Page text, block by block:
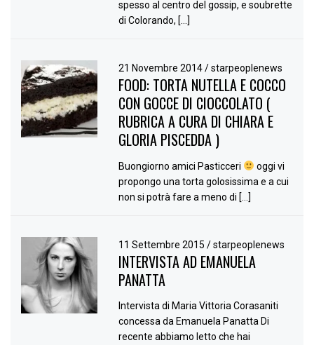
spesso al centro del gossip, e soubrette
di Colorando, […]
21 Novembre 2014/ starpeoplenews
FOOD: TORTA NUTELLA E COCCO
CON GOCCE DI CIOCCOLATO (
RUBRICA A CURA DI CHIARA E
GLORIA PISCEDDA )
Buongiorno amici Pasticceri
oggi vi
propongo una torta golosissima e a cui
non si potrà fare a meno di […]
11 Settembre 2015/ starpeoplenews
INTERVISTA AD EMANUELA
PANATTA
Intervista di Maria Vittoria Corasaniti
concessa da Emanuela Panatta Di
recente abbiamo letto che hai